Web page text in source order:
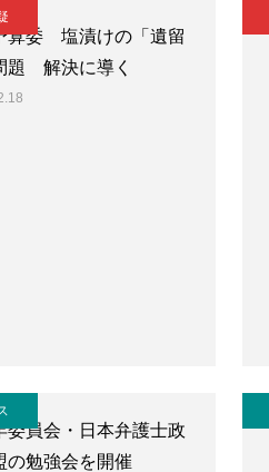
算委 塩漬けの「遺留
題 解決に導く
委員会・日本弁護士政
の勉強会を開催